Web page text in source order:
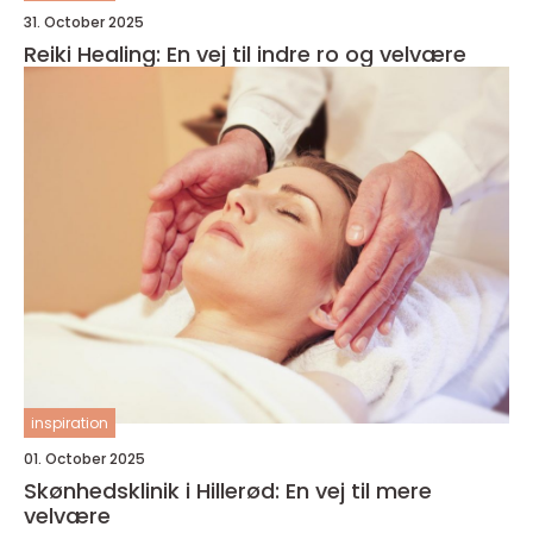
31. October 2025
Reiki Healing: En vej til indre ro og velvære
inspiration
01. October 2025
Skønhedsklinik i Hillerød: En vej til mere
velvære